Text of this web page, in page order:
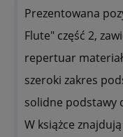
Prezentowana
Flute" część 2,
repertuar
szeroki zakres
solidne podstawy
W książce